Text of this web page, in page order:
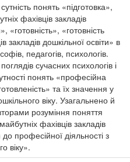
понять «підготовка»,
фахівців закладів
«готовність», «готовність
закладів дошкільної освіти» в
педагогів, психологів.
сучасних психологів і
понять «професійна
та їх значення у
віку. Узагальнено й
розуміння поняття
фахівців закладів
до професійної діяльності з
віку».